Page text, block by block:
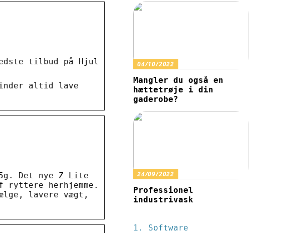
tilbud på Hjul
altid lave
Det nye Z Lite
herhjemme.
lavere vægt,
04/10/2022
Mangler du også en
hættetrøje i din
gaderobe?
24/09/2022
Professionel
industrivask
Software